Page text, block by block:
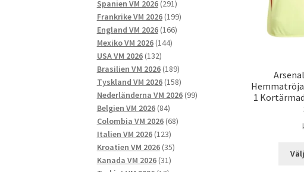
Hemmatröja
1
produkter
Spanien VM 2026 291291
produkter
Frankrike VM 2026 199199
England VM 2026 166166
Mexiko VM 2026 144144
USA VM 2026 132132
produkter
Brasilien VM 2026 189189
produkter
Tyskland VM 2026 158158
produkter
Nederländerna VM 2026 9999
Belgien VM 2026 8484
produkter
Colombia VM 2026 6868
Italien VM 2026 123123
produkter
Kroatien VM 2026 3535
Kanada VM 2026 3131